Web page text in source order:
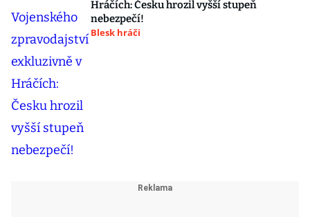
Hráčích: Česku hrozil vyšší stupeň
nebezpečí!
Blesk hráči